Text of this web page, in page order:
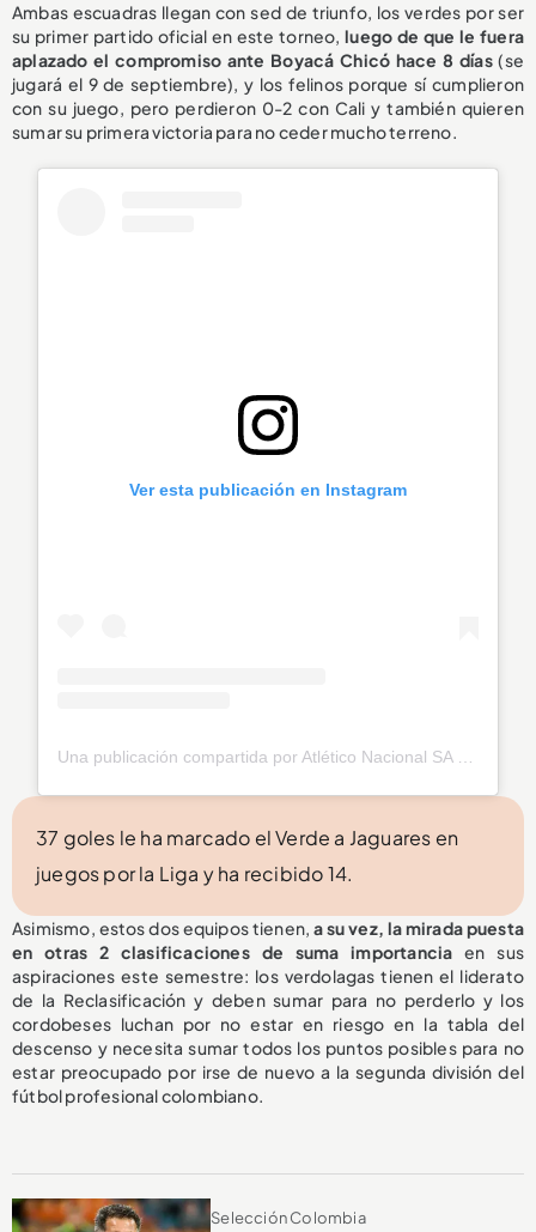
Ambas escuadras llegan con sed de triunfo, los verdes por ser
su primer partido oficial en este torneo,luego de que le fuera
aplazado el compromiso ante Boyacá Chicó hace 8 días(se
jugará el 9 de septiembre), y los felinos porque sí cumplieron
con su juego, pero perdieron 0-2 con Cali y también quieren
sumar su primera victoria para no ceder mucho terreno.
Ver esta publicación en Instagram
37 goles le ha marcado el Verde a Jaguares en
juegos por la Liga y ha recibido 14.
Asimismo, estos dos equipos tienen, a su vez, la mirada puesta
en otras 2 clasificaciones de suma importancia en sus
aspiraciones este semestre: los verdolagas tienen el liderato
de la Reclasificación y deben sumar para no perderlo y los
cordobeses luchan por no estar en riesgo en la tabla del
descenso y necesita sumar todos los puntos posibles para no
estar preocupado por irse de nuevo a la segunda división del
fútbol profesional colombiano.
Selección Colombia